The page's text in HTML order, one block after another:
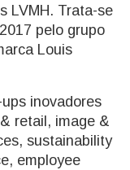
LVMH. Trata-se
pelo grupo
Louis
inovadores
retail, image &
sustainability
employee